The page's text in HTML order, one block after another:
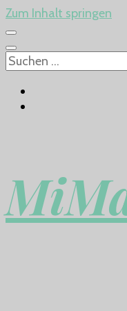
Zum Inhalt springen
Suchen
nach: